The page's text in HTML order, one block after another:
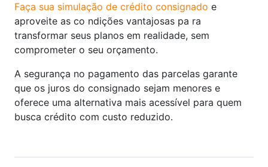
Faça sua simulação de crédito consignado e
aproveite as co ndições vantajosas pa ra
transformar seus planos em realidade, sem
comprometer o seu orçamento.
A segurança no pagamento das parcelas garante
que os juros do consignado sejam menores e
oferece uma alternativa mais acessível para quem
busca crédito com custo reduzido.